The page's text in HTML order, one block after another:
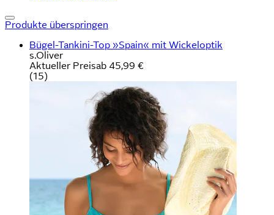
Produkte überspringen
Bügel-Tankini-Top »Spain« mit Wickeloptik
s.Oliver
Aktueller Preisab 45,99 €
(15)